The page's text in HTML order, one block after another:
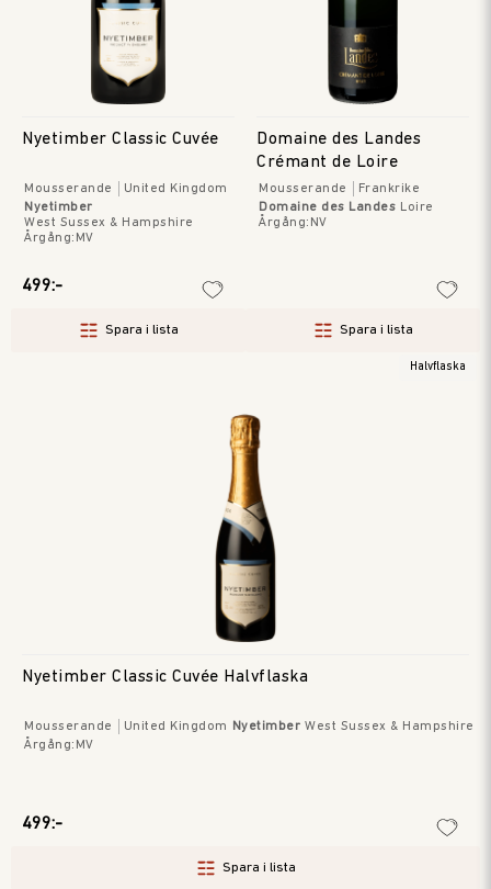
Nyetimber Classic Cuvée
Mousserande
United Kingdom
Nyetimber
West Sussex & Hampshire
Årgång: MV
499:-
Spara i lista
Domaine des Landes
Crémant de Loire
Mousserande
Frankrike
Domaine des Landes Loire
Årgång: NV
Spara i lista
Halvflaska
Nyetimber Classic Cuvée Halvflaska
Mousserande United Kingdom Nyetimber West Sussex & Hampshire
Årgång: MV
499:-
Spara i lista